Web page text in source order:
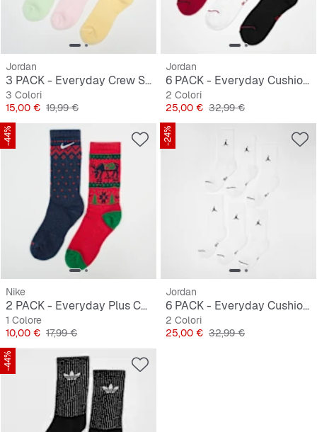
Jordan
3 PACK - Everyday Crew Socks
3 Colori
Prezzo
15,00 € Prezzo originale
19,99 €
Jordan
6 PACK - Everyday Cushioned Crew Socks
2 Colori
Prezzo
25,00 € Prezzo originale
32,99 €
-44%
Nike
2 PACK - Everyday Plus Cushioned Winter Wonderland Crew Socks
1 Colore
Prezzo
10,00 € Prezzo originale
17,99 €
-24%
Jordan
6 PACK - Everyday Cushioned Crew Socks
2 Colori
Prezzo
25,00 € Prezzo originale
32,99 €
-44%